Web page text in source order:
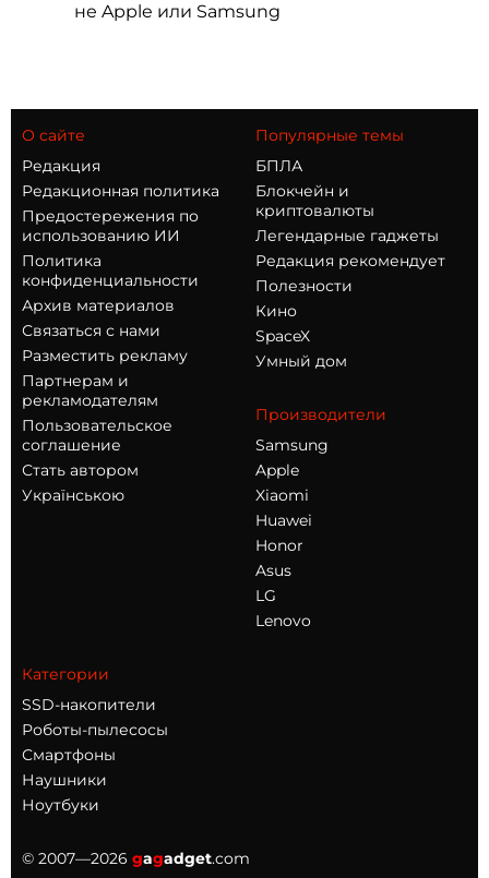
не Apple или Samsung
О сайте
Редакция
Редакционная политика
Предостережения по
использованию ИИ
Политика
конфиденциальности
Архив материалов
Связаться с нами
Разместить рекламу
Партнерам и
рекламодателям
Пользовательское
соглашение
Стать автором
Українською
Популярные темы
БПЛА
Блокчейн и
криптовалюты
Легендарные гаджеты
Редакция рекомендует
Полезности
Кино
SpaceX
Умный дом
Производители
Samsung
Apple
Xiaomi
Huawei
Honor
Asus
LG
Lenovo
Категории
SSD-накопители
Роботы-пылесосы
Смартфоны
Наушники
Ноутбуки
© 2007—2026 gagadget.com